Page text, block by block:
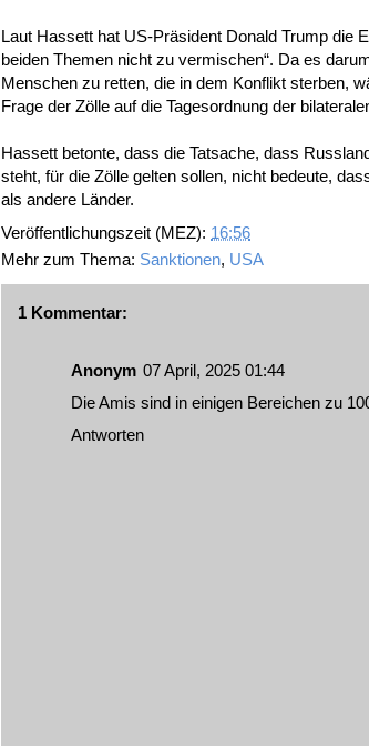
Laut Hassett hat US-Präsident Donald Trump die
beiden Themen nicht zu vermischen“. Da es
Menschen zu retten, die in dem Konflikt sterben,
Frage der Zölle auf die Tagesordnung der
Hassett betonte, dass die Tatsache, dass
steht, für die Zölle gelten sollen, nicht bedeute,
als andere Länder.
Veröffentlichungszeit (MEZ): 16:56
Mehr zum Thema: Sanktionen, USA
1 Kommentar:
Anonym 07 April, 2025 01:44
Die Amis sind in einigen Bereichen zu
Antworten